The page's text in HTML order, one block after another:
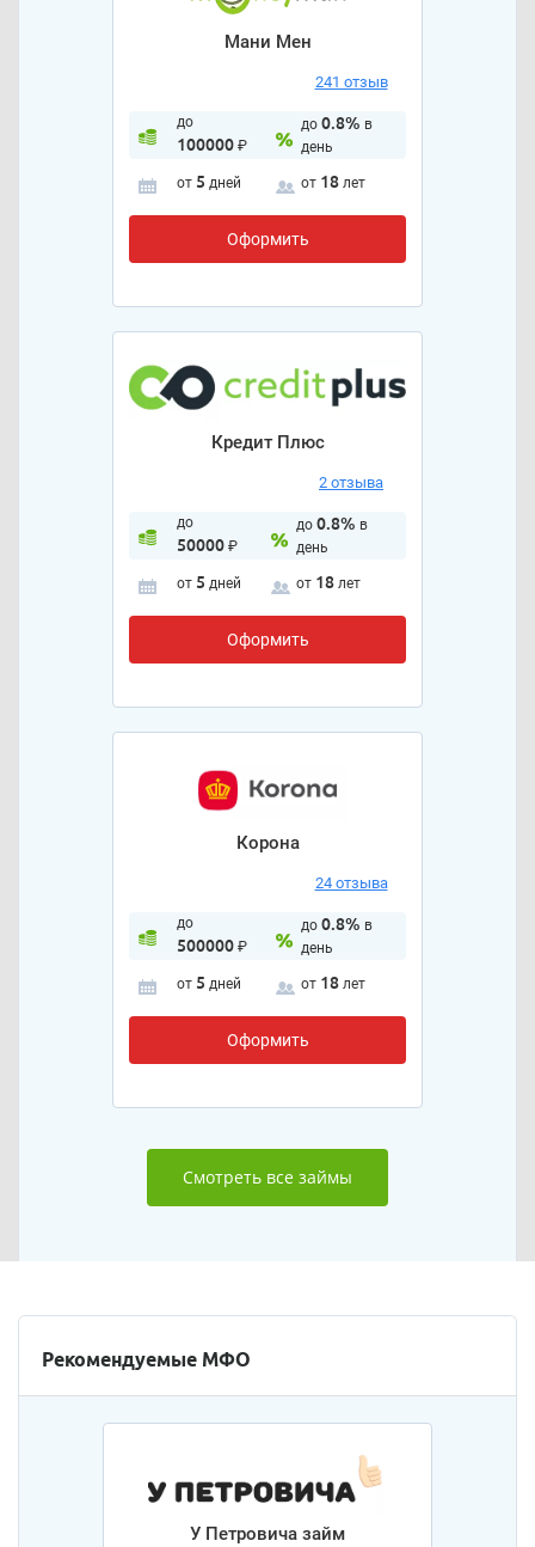
Мани Мен
241 отзыв
до
100000₽
до 0.8% в
день
от 5 дней от 18 лет
Оформить
Кредит Плюс
2 отзыва
до
50000₽
до 0.8% в
день
от 5 дней от 18 лет
Оформить
Корона
24 отзыва
до
500000₽
до 0.8% в
день
от 5 дней от 18 лет
Оформить
Смотреть все займы
Рекомендуемые МФО
У Петровича займ